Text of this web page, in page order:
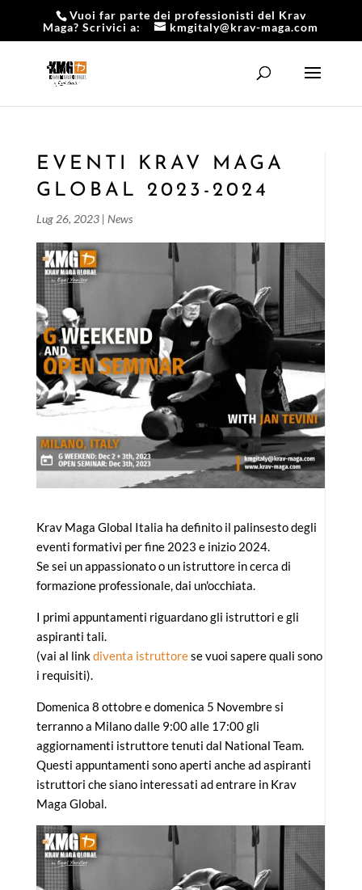
Vuoi far parte dei professionisti del Krav
Maga? Scrivici a:
kmgitaly@krav-maga.com
EVENTI KRAV MAGA
GLOBAL 2023-2024
Lug 26, 2023| News
Krav Maga Global Italia ha definito il palinsesto degli
eventi formativi per fine 2023 e inizio 2024.
Se sei un appassionato o un istruttore in cerca di
formazione professionale, dai un'occhiata.
I primi appuntamenti riguardano gli istruttori e gli
aspiranti tali.
(vai al linkdiventa istruttorese vuoi sapere quali sono
i requisiti).
Domenica 8 ottobre e domenica 5 Novembre si
terranno a Milano dalle 9:00 alle 17:00 gli
aggiornamenti istruttore tenuti dal National Team.
Questi appuntamenti sono aperti anche ad aspiranti
istruttori che siano interessati ad entrare in Krav
Maga Global.